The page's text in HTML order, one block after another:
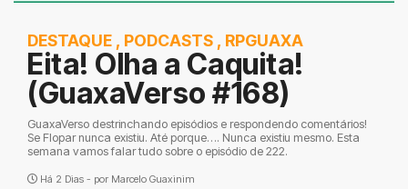
DESTAQUE , PODCASTS , RPGUAXA
Eita! Olha a Caquita!
(GuaxaVerso #168)
GuaxaVerso destrinchando episódios e respondendo comentários!
Se Flopar nunca existiu. Até porque…. Nunca existiu mesmo. Esta
semana vamos falar tudo sobre o episódio de 222.
Há 2 Dias - por Marcelo Guaxinim